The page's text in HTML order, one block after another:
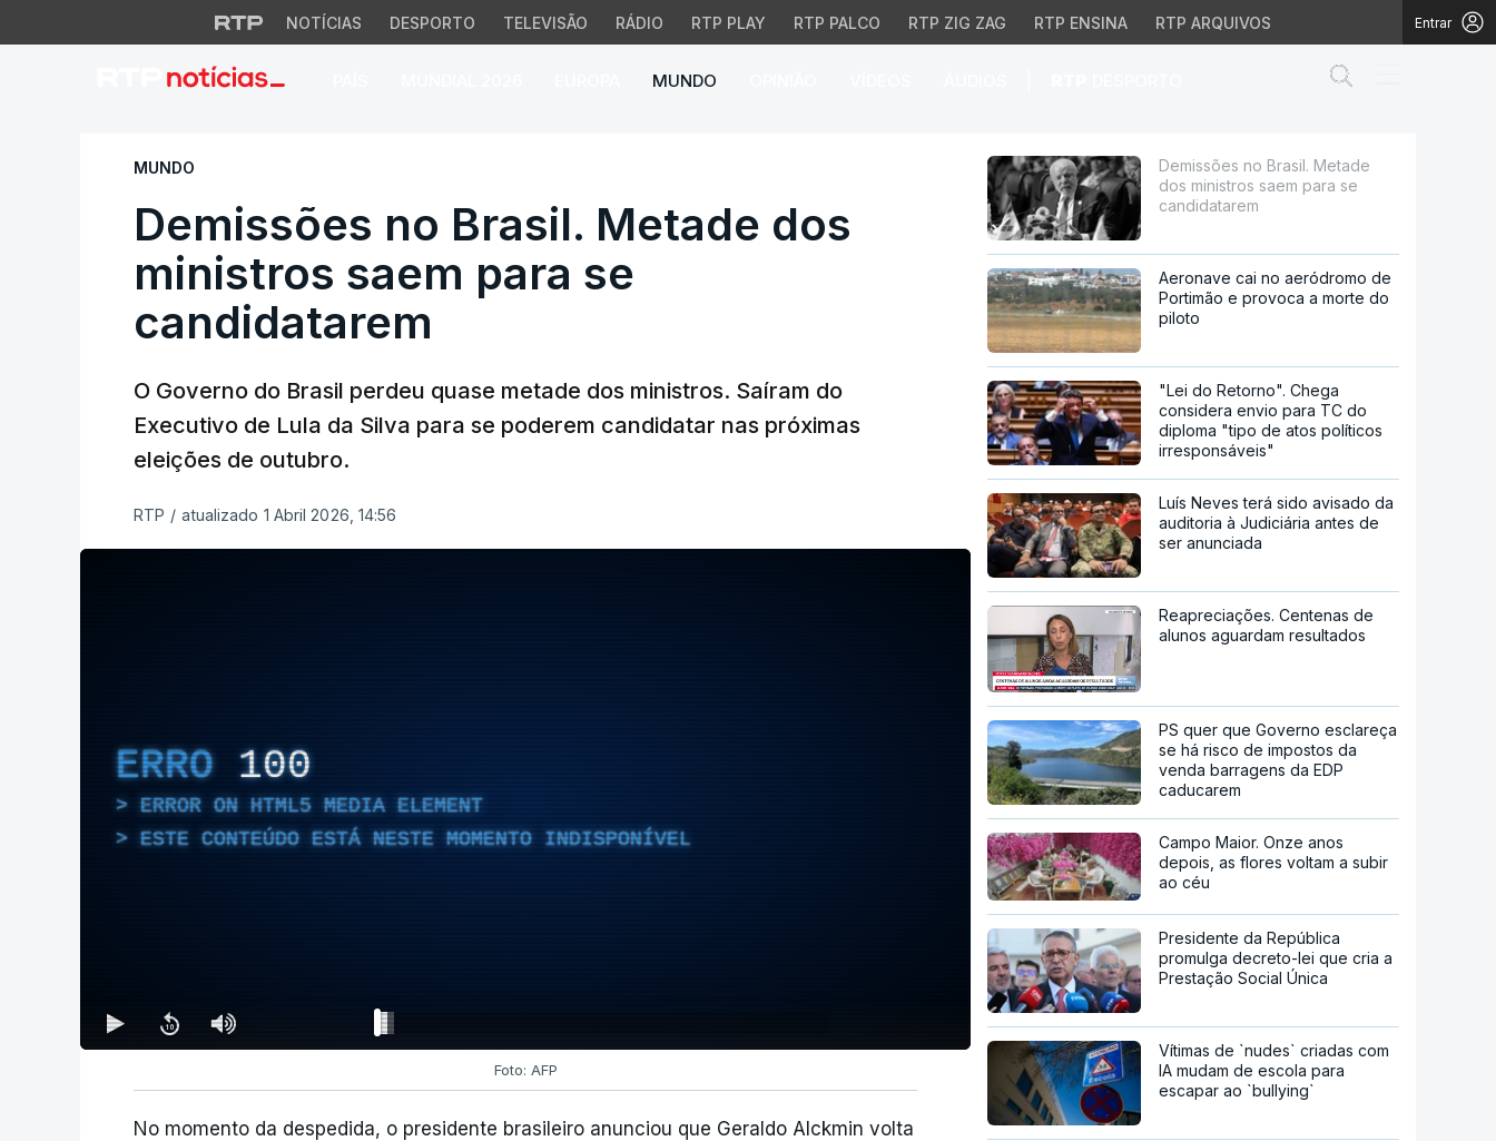
NOTÍCIAS DESPORTO TELEVISÃO RÁDIO RTP PLAY RTP PALCO RTP ZIG ZAG RTP ENSINA RTP ARQUIVOS Entrar
MUNDO
Demissões no Brasil. Metade dos ministros saem para se
MUNDO
Demissões no Brasil. Metade dos
ministros saem para se
candidatarem
O Governo do Brasil perdeu quase metade dos ministros. Saíram do
Executivo de Lula da Silva para se poderem candidatar nas próximas
eleições de outubro.
RTP / atualizado 1 Abril 2026, 14:56
ERRO 100
ERROR ON HTML5 MEDIA ELEMENT
ESTE CONTEÚDO ESTÁ NESTE MOMENTO INDISPONÍVEL
Foto: AFP
No momento da despedida, o presidente brasileiro anunciou que Geraldo Alckmin volta
Demissões no Brasil. Metade
dos ministros saem para se
candidatarem
Aeronave cai no aeródromo de
Portimão e provoca a morte do
piloto
"Lei do Retorno". Chega
considera envio para TC do
diploma "tipo de atos políticos
irresponsáveis"
Luís Neves terá sido avisado da
auditoria à Judiciária antes de
ser anunciada
Reapreciações. Centenas de
alunos aguardam resultados
PS quer que Governo esclareça
se há risco de impostos da
venda barragens da EDP
caducarem
Campo Maior. Onze anos
depois, as flores voltam a subir
ao céu
Presidente da República
promulga decreto-lei que cria a
Prestação Social Única
Vítimas de `nudes` criadas com
IA mudam de escola para
escapar ao `bullying`